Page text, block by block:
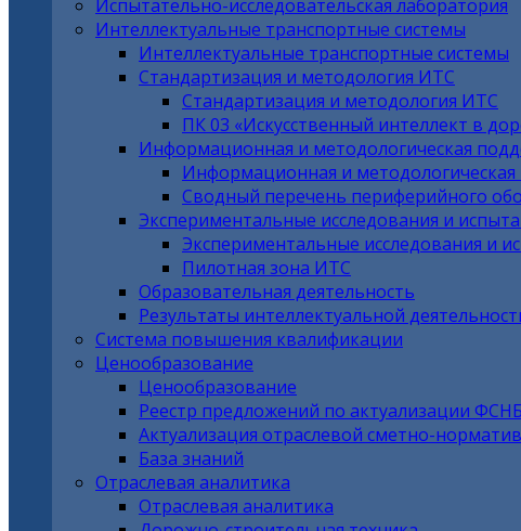
Испытательно-исследовательская лаборатория
Интеллектуальные транспортные системы
Интеллектуальные транспортные системы
Стандартизация и методология ИТС
Стандартизация и методология ИТС
ПК 03 «Искусственный интеллект в
Информационная и методологическая
Информационная и
Сводный перечень периферийного
Экспериментальные исследования и
Экспериментальные исследования и
Пилотная зона ИТС
Образовательная деятельность
Результаты интеллектуальной
Система повышения квалификации
Ценообразование
Ценообразование
Реестр предложений по актуализации ФСНБ
Актуализация отраслевой сметно-
База знаний
Отраслевая аналитика
Отраслевая аналитика